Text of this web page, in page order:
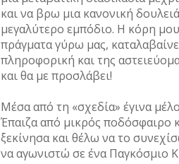
και να βρω µια κανονική
µεγαλύτερο εµπόδιο. Η κόρη
πράγµατα γύρω µας,
πληροφορική και της
και θα µε προσλάβει!
Μέσα από τη «σχεδία» έγινα
Έπαιζα από µικρός ποδόσφαιρο
ξεκίνησα και θέλω να το
να αγωνιστώ σε ένα Παγκόσµιο